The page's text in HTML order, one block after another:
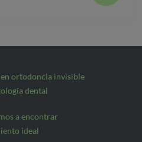
ortodoncia invisible
dental
a encontrar
ideal